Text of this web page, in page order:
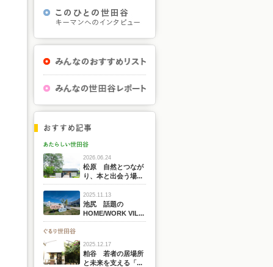
2026.06.24
松原 自然とつなが
り、本と出会う場...
2025.11.13
池尻 話題の
HOME/WORK VIL...
2025.12.17
粕谷 若者の居場所
と未来を支える「...